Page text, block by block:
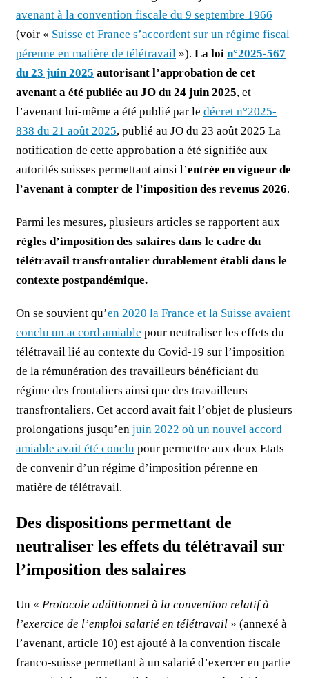
avenant à la convention fiscale du 9 septembre 1966
(voir « Suisse et France s’accordent sur un régime fiscal
pérenne en matière de télétravail »). La loi n°2025-567
du 23 juin 2025 autorisant l’approbation de cet
avenant a été publiée au JO du 24 juin 2025, et
l’avenant lui-même a été publié par le décret n°2025-
838 du 21 août 2025, publié au JO du 23 août 2025 La
notification de cette approbation a été signifiée aux
autorités suisses permettant ainsi l’entrée en vigueur de
l’avenant à compter de l’imposition des revenus 2026.
Parmi les mesures, plusieurs articles se rapportent aux
règles d’imposition des salaires dans le cadre du
télétravail transfrontalier durablement établi dans le
contexte postpandémique.
On se souvient qu’en 2020 la France et la Suisse avaient
conclu un accord amiable pour neutraliser les effets du
télétravail lié au contexte du Covid-19 sur l’imposition
de la rémunération des travailleurs bénéficiant du
régime des frontaliers ainsi que des travailleurs
transfrontaliers. Cet accord avait fait l’objet de plusieurs
prolongations jusqu’en juin 2022 où un nouvel accord
amiable avait été conclu pour permettre aux deux Etats
de convenir d’un régime d’imposition pérenne en
matière de télétravail.
Des dispositions permettant de
neutraliser les effets du télétravail sur
l’imposition des salaires
Un « Protocole additionnel à la convention relatif à
l’exercice de l’emploi salarié en télétravail » (annexé à
l’avenant, article 10) est ajouté à la convention fiscale
franco-suisse permettant à un salarié d’exercer en partie